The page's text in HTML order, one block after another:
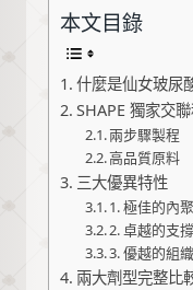
本文目錄
什麼是仙女玻尿
SHAPE 獨家交
兩步驟製程
高品質原料
三大優異特性
1. 極佳的內
2. 卓越的支
3. 優越的組
兩大劑型完整比